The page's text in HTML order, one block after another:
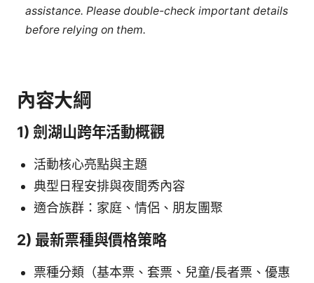
assistance. Please double-check important details
before relying on them.
內容大綱
1) 劍湖山跨年活動概觀
活動核心亮點與主題
典型日程安排與夜間秀內容
適合族群：家庭、情侶、朋友團聚
2) 最新票種與價格策略
票種分類（基本票、套票、兒童/長者票、優惠